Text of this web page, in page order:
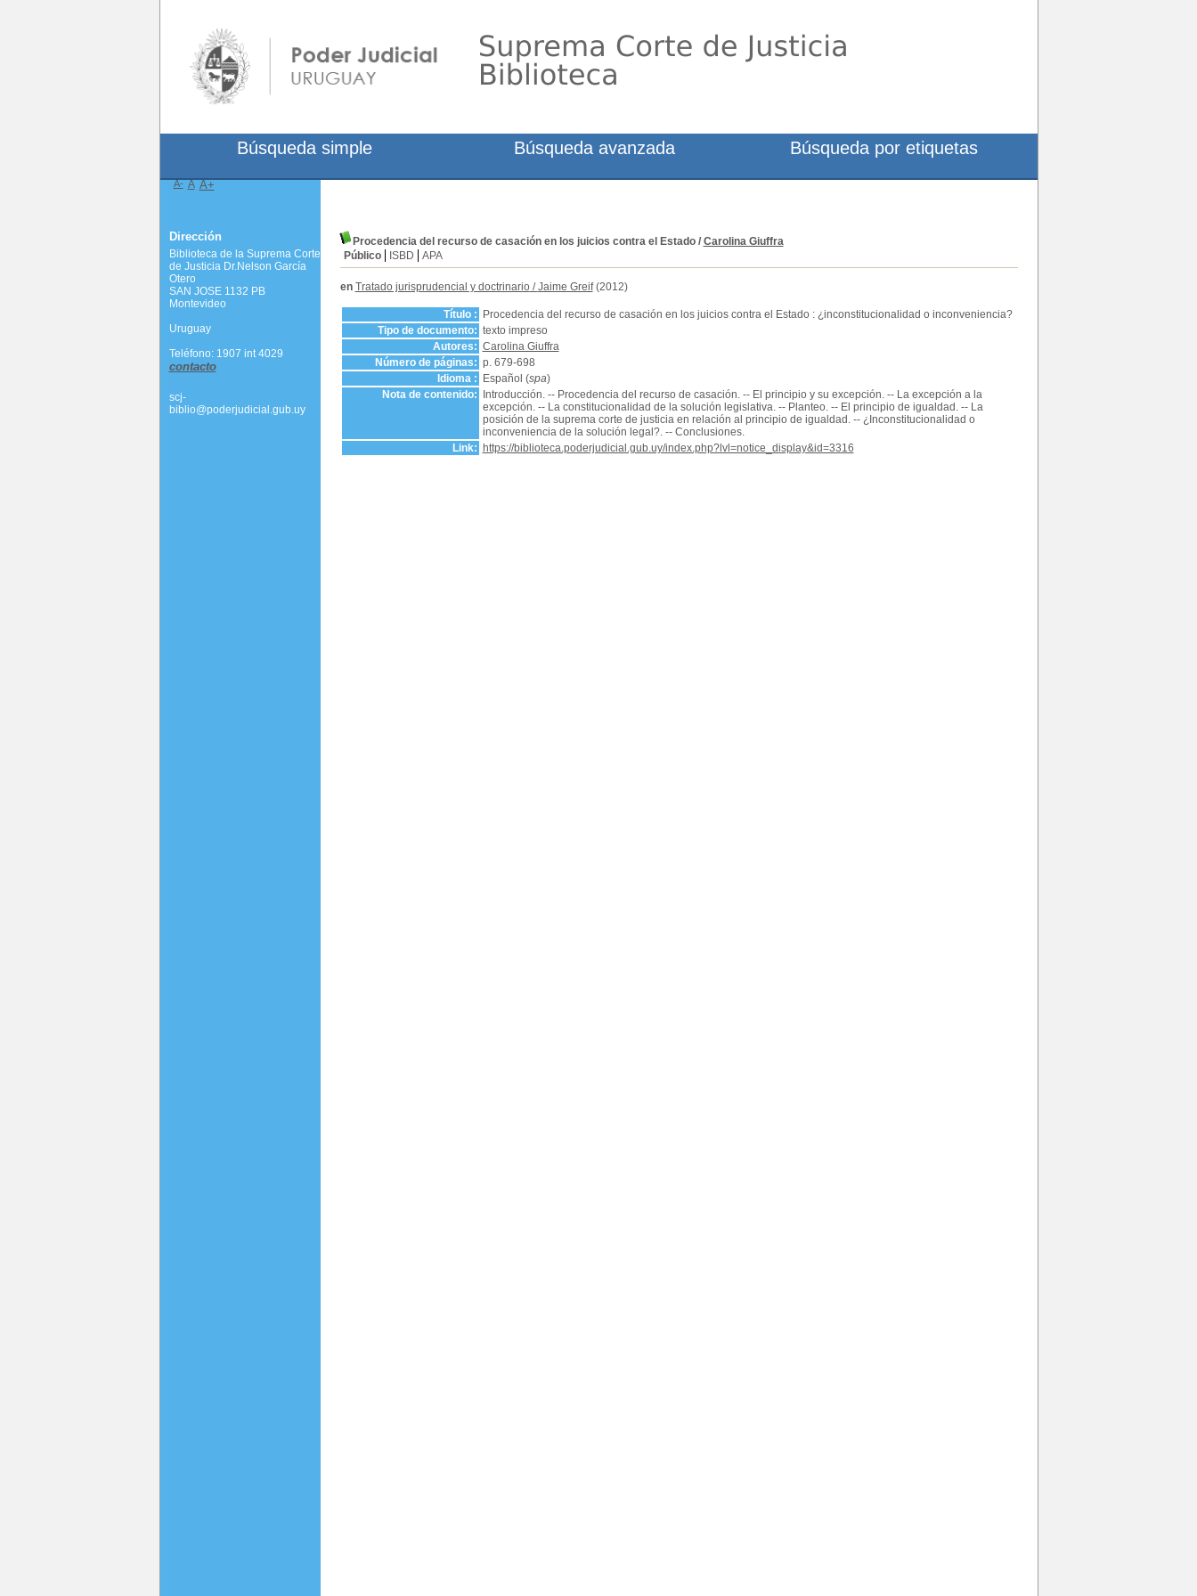
Procedencia del recurso de casación en los juicios contra el Estado/ Carolina Giuffra
Público
ISBD APA
en Tratado jurisprudencial y doctrinario/Jaime Greif(2012)
Título :
Procedencia del recurso de casación en los juicios contra el Estado : ¿inconstitucionalidad o inconveniencia?
Tipo de documento: texto impreso
Autores: Carolina Giuffra
Número de páginas: p. 679-698
Idioma :
Español (spa)
Nota de contenido:
Introducción. -- Procedencia del recurso de casación. -- El principio y su excepción. -- La excepción a la
excepción. -- La constitucionalidad de la solución legislativa. -- Planteo. -- El principio de igualdad. -- La
posición de la suprema corte de justicia en relación al principio de igualdad. -- ¿Inconstitucionalidad o
inconveniencia de la solución legal?. -- Conclusiones.
Link:
https://biblioteca.poderjudicial.gub.uy/index.php?lvl=notice_display&id=3316
Búsqueda simple Búsqueda avanzada Búsqueda por etiquetas
A- A A+
Dirección
Biblioteca de la Suprema Corte
de Justicia Dr.Nelson García
Otero
SAN JOSE 1132 PB
Montevideo
Uruguay
Teléfono: 1907 int 4029
contacto
scj-
biblio@poderjudicial.gub.uy